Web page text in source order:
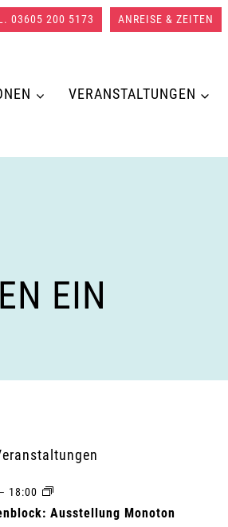
03605 200 5173 ANREISE & ZEITEN
VERANSTALTUNGEN
EIN
– 18:00
Ausstellung Monoton